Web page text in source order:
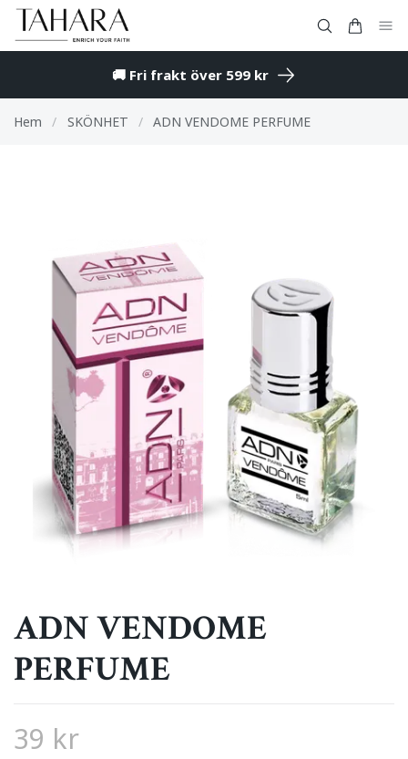
🚚 Fri frakt över 599 kr
Hem / SKÖNHET / ADN VENDOME PERFUME
ADN VENDOME
PERFUME
39 kr